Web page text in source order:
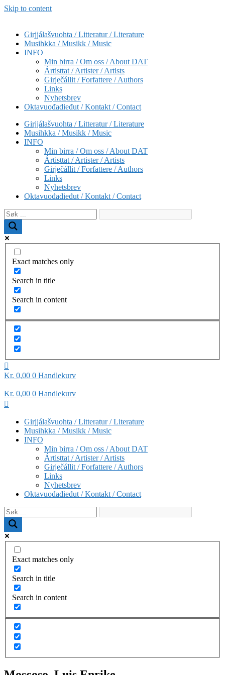
Skip to content
Girjjálašvuohta / Litteratur / Literature
Musihkka / Musikk / Music
INFO
Min birra / Om oss / About DAT
Ártisttat / Artister / Artists
Girječállit / Forfattere / Authors
Links
Nyhetsbrev
Oktavuođadieđut / Kontakt / Contact
Girjjálašvuohta / Litteratur / Literature
Musihkka / Musikk / Music
INFO
Min birra / Om oss / About DAT
Ártisttat / Artister / Artists
Girječállit / Forfattere / Authors
Links
Nyhetsbrev
Oktavuođadieđut / Kontakt / Contact
Exact matches only
Search in title
Search in content
Kr 0,00 0 Handlekurv
Kr 0,00 0 Handlekurv
Girjjálašvuohta / Litteratur / Literature
Musihkka / Musikk / Music
INFO
Min birra / Om oss / About DAT
Ártisttat / Artister / Artists
Girječállit / Forfattere / Authors
Links
Nyhetsbrev
Oktavuođadieđut / Kontakt / Contact
Exact matches only
Search in title
Search in content